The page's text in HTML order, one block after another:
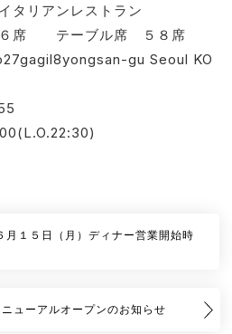
リアンレストラン
席 テーブル席 ５８席
gu Seoul KO
月１５日（月）ディナー営業開始時
ューアルオープンのお知らせ